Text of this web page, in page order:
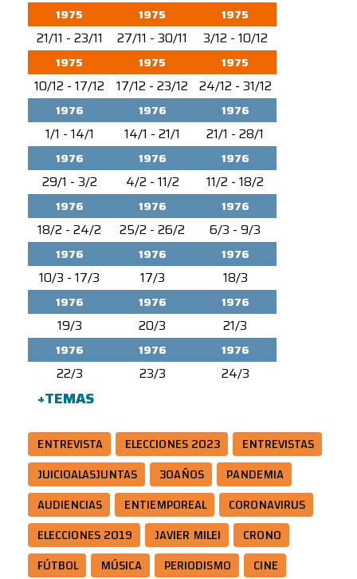
1975
21/11 - 23/11
1975
27/11 - 30/11
1975
3/12 - 10/12
1975
10/12 - 17/12
1975
17/12 - 23/12
1975
24/12 - 31/12
1976
1/1 - 14/1
1976
14/1 - 21/1
1976
21/1 - 28/1
1976
29/1 - 3/2
1976
4/2 - 11/2
1976
11/2 - 18/2
1976
18/2 - 24/2
1976
25/2 - 26/2
1976
6/3 - 9/3
1976
10/3 - 17/3
1976
17/3
1976
18/3
1976
19/3
1976
20/3
1976
21/3
1976
22/3
1976
23/3
1976
24/3
+TEMAS
ENTREVISTA ELECCIONES 2023
ENTREVISTAS
JUICIOALASJUNTAS
30AÑOS
PANDEMIA
AUDIENCIAS
ENTIEMPOREAL
CORONAVIRUS
ELECCIONES 2019
JAVIER MILEI
CRONO
FÚTBOL
MÚSICA PERIODISMO
CINE